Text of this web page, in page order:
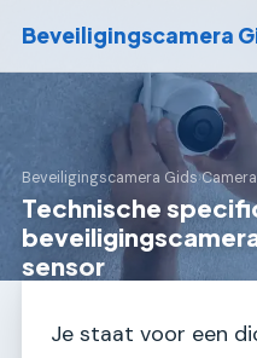
Beveiligingscamera
Beveiligingscamera Gids›
Technische
sensor
Je staat voor een